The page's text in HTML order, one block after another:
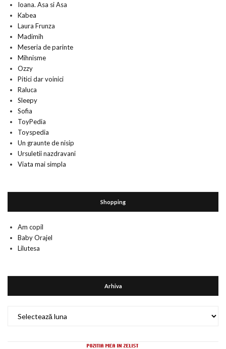
Ioana. Asa si Asa
Kabea
Laura Frunza
Madimih
Meseria de parinte
Mihnisme
Ozzy
Pitici dar voinici
Raluca
Sleepy
Sofia
ToyPedia
Toyspedia
Un graunte de nisip
Ursuletii nazdravani
Viata mai simpla
Shopping
Am copil
Baby Orajel
Lilutesa
Arhiva